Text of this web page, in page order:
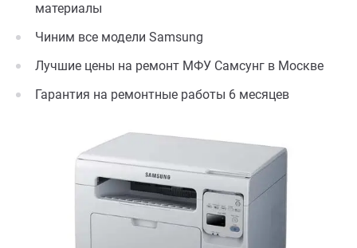
материалы
Чиним все модели Samsung
Лучшие цены на ремонт МФУ Самсунг в Москве
Гарантия на ремонтные работы 6 месяцев